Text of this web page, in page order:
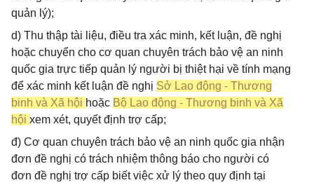
quản lý);
d) Thu thập tài liệu, điều tra xác minh, kết luận, đề nghị
hoặc chuyển cho cơ quan chuyên trách bảo vệ an ninh
quốc gia trực tiếp quản lý người bị thiệt hại về tính mạng
để xác minh kết luận đề nghị Sở Lao động - Thương
binh và Xã hội hoặc Bộ Lao động - Thương binh và Xã
hội xem xét, quyết định trợ cấp;
đ) Cơ quan chuyên trách bảo vệ an ninh quốc gia nhận
đơn đề nghị có trách nhiệm thông báo cho người có
đơn đề nghị trợ cấp biết việc xử lý theo quy định tại